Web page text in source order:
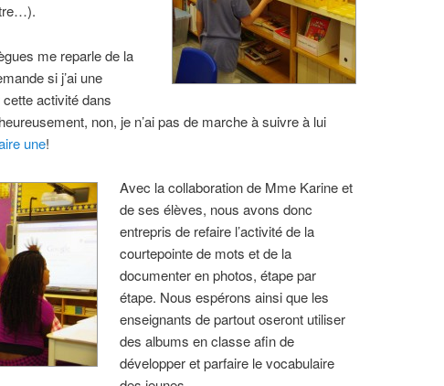
me reparle de la
si j’ai une
activité dans
non, je n’ai pas de marche à suivre à lui
une!
Avec la collaboration de Mme Karine et
de ses élèves, nous avons donc
entrepris de refaire l’activité de la
courtepointe de mots et de la
documenter en photos, étape par
étape. Nous espérons ainsi que les
enseignants de partout oseront utiliser
des albums en classe afin de
développer et parfaire le vocabulaire